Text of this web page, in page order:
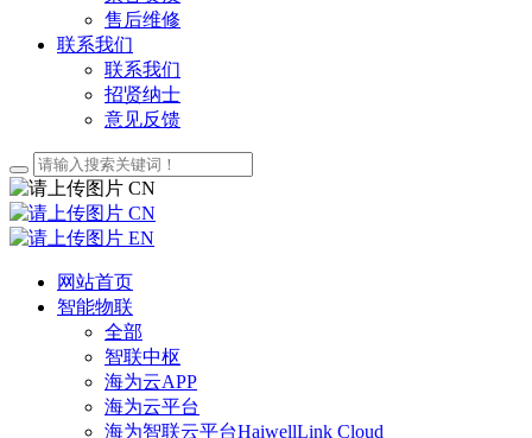
售后维修
联系我们
联系我们
招贤纳士
意见反馈
CN
CN
EN
网站首页
智能物联
全部
智联中枢
海为云APP
海为云平台
海为智联云平台HaiwellLink Cloud